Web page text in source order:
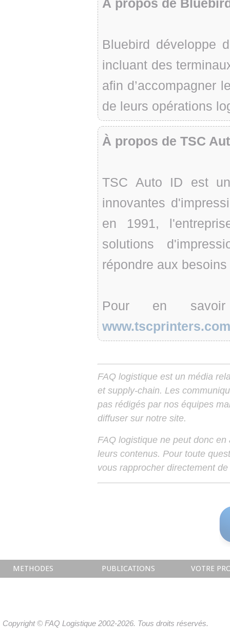
À propos de
Bluebird développe
incluant des
afin d’accompagner
de leurs opérations
À propos de TSC
TSC Auto ID est
innovantes
en 1991,
solutions
répondre aux
Pour en
www.tscprinters.com
FAQ logistique est un média
et supply-chain. Les
pas rédigés par nos équipes
diffuser sur notre site.
FAQ logistique ne peut donc
leurs contenus. Pour toute
vous rapprocher directement
METHODES PUBLICATIONS VOTRE
Copyright © FAQ Logistique 2002-2026. Tous droits réservés.